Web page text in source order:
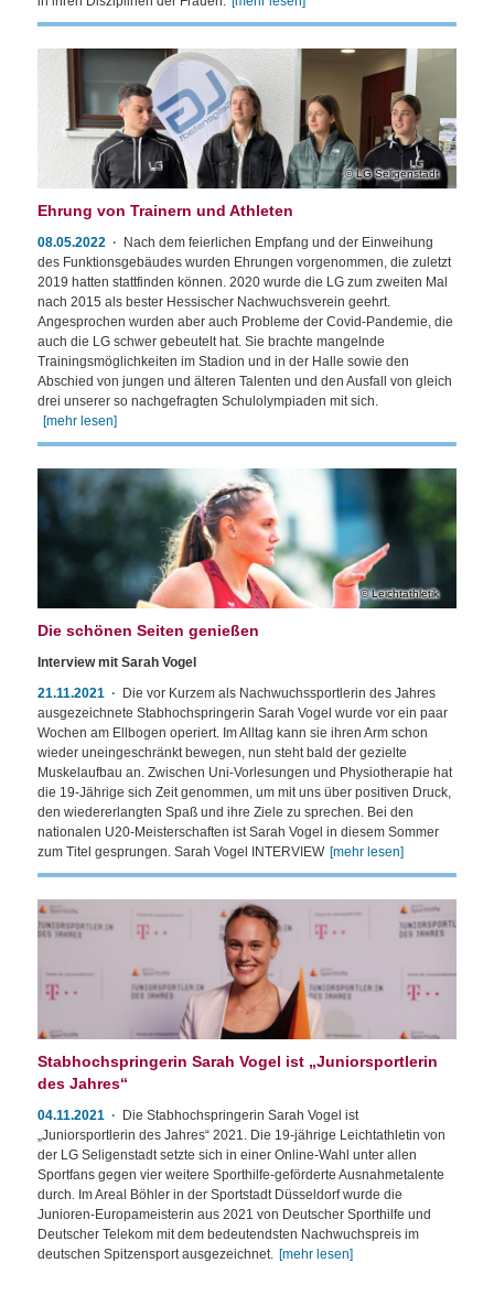
LG Seligenstadt
Ehrung von Trainern und Athleten
08.05.2022
Nach dem feierlichen Empfang und der Einweihung
des Funktionsgebäudes wurden Ehrungen vorgenommen, die zuletzt
2019 hatten stattfinden können. 2020 wurde die LG zum zweiten Mal
nach 2015 als bester Hessischer Nachwuchsverein geehrt.
Angesprochen wurden aber auch Probleme der Covid-Pandemie, die
auch die LG schwer gebeutelt hat. Sie brachte mangelnde
Trainingsmöglichkeiten im Stadion und in der Halle sowie den
Abschied von jungen und älteren Talenten und den Ausfall von gleich
drei unserer so nachgefragten Schulolympiaden mit sich.
[mehr lesen]
Leichtathletik
Die schönen Seiten genießen
Interview mit Sarah Vogel
21.11.2021
Die vor Kurzem als Nachwuchssportlerin des Jahres
ausgezeichnete Stabhochspringerin Sarah Vogel wurde vor ein paar
Wochen am Ellbogen operiert. Im Alltag kann sie ihren Arm schon
wieder uneingeschränkt bewegen, nun steht bald der gezielte
Muskelaufbau an. Zwischen Uni-Vorlesungen und Physiotherapie hat
die 19-Jährige sich Zeit genommen, um mit uns über positiven Druck,
den wiedererlangten Spaß und ihre Ziele zu sprechen. Bei den
nationalen U20-Meisterschaften ist Sarah Vogel in diesem Sommer
zum Titel gesprungen. Sarah Vogel INTERVIEW [mehr lesen]
Stabhochspringerin Sarah Vogel ist „Juniorsportlerin
des Jahres“
04.11.2021
Die Stabhochspringerin Sarah Vogel ist
„Juniorsportlerin des Jahres“ 2021. Die 19-jährige Leichtathletin von
der LG Seligenstadt setzte sich in einer Online-Wahl unter allen
Sportfans gegen vier weitere Sporthilfe-geförderte Ausnahmetalente
durch. Im Areal Böhler in der Sportstadt Düsseldorf wurde die
Junioren-Europameisterin aus 2021 von Deutscher Sporthilfe und
Deutscher Telekom mit dem bedeutendsten Nachwuchspreis im
deutschen Spitzensport ausgezeichnet. [mehr lesen]